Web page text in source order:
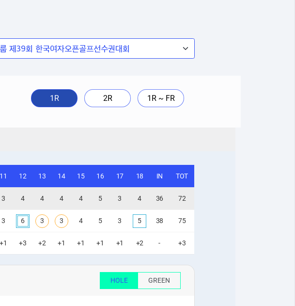
1R 2R 1R ~ FR
11 12 13 14 15 16 17 18 IN TOT
3 4 4 4 4 5 3 4 36 72
3 6 3 3 4 5 3 5 38 75
+1 +3 +2 +1 +1 +1 +1 +2 - +3
HOLE GREEN